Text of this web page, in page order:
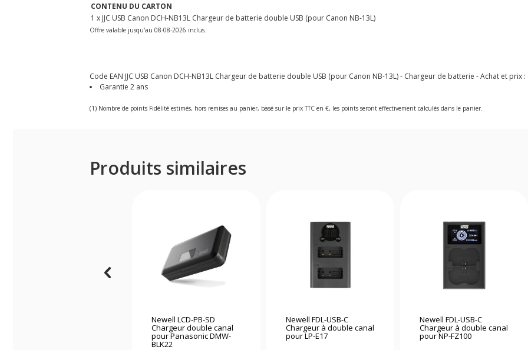
CONTENU DU CARTON
1 x JJC USB Canon DCH-NB13L Chargeur de batterie double USB (pour Canon NB-13L)
Offre valable jusqu'au 08-08-2026 inclus.
Code EAN JJC USB Canon DCH-NB13L Chargeur de batterie double USB (pour Canon NB-13L) - Chargeur de batterie - Achat et prix :
Garantie 2 ans
(1) Nombre de points Fidélité estimés, hors remises au panier, basé sur le prix TTC en €, les points seront effectivement calculés dans le panier.
Produits similaires
Newell LCD-PB-SD
Chargeur double canal
pour Panasonic DMW-
BLK22
Newell FDL-USB-C
Chargeur à double canal
pour LP-E17
Newell FDL-USB-C
Chargeur à double canal
pour NP-FZ100